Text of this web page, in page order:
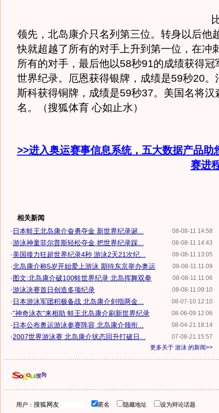
比
领先，北岛康介只名列第三位。转身以后他
快就超越了所有的对手上升到第一位，在冲
所有的对手，最后他以58秒91的成绩获得冠
世界纪录。厄恩获得银牌，成绩是59秒20。
斯科获得铜牌，成绩是59秒37。美国名将汉
名。（搜狐体育 心如止水）
>>进入奥运赛事信息系统，五大数据产品助
赛进
相关新闻
08-08-11 14:58
· 日本蛙王北岛康介奋勇夺金 新世界纪录诞...
08-08-11 14:43
·游泳神童菲尔普斯轻松夺金 把世界纪录踩...
08-08-11 13:05
·美国接力狂超世界纪录4秒 游泳2天21次纪...
08-08-11 11:09
·北岛康介称5岁开始爱上游泳 期待东京举办奥运
08-08-11 11:06
·图文:北岛康介破100蛙世界纪录 北岛挥舞双拳
08-08-11 09:10
·游泳决赛首日创造多项纪录
08-07-10 12:10
· 日本游泳军团积极备战 北岛康介剑指两金...
08-06-09 12:06
·"神奇泳衣"来相助 蛙王北岛康介刷新世界纪录
08-04-21 18:14
· 日本公布奥运游泳参赛阵容 北岛康介领衔...
07-08-21 15:57
·2007世界游泳赛 北岛康介状态回升打破日...
更多关于 游泳 的新闻>>
用户： 匿名 隐藏地址
设为辩论话题